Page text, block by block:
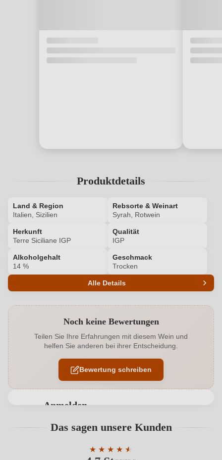
Produktdetails
Land & Region
Italien, Sizilien
Rebsorte & Weinart
Syrah, Rotwein
Herkunft
Terre Siciliane IGP
Qualität
IGP
Alkoholgehalt
14 %
Geschmack
Trocken
Alle Details
Alkoholgehalt in % 14 %
Allergene Enthält Sulfite
Geographische Angabe Terre Siciliane IGP
92017 Sambuca di Sicilia, Italien
Noch keine Bewertungen
Teilen Sie Ihre Erfahrungen mit diesem Wein und
helfen Sie anderen bei ihrer Entscheidung.
Bewertung schreiben
Anmelden
Benutzern abgegeben werden. Bitte loggen Sie sich
Das sagen unsere Kunden
★ ★ ★ ★ ★
★